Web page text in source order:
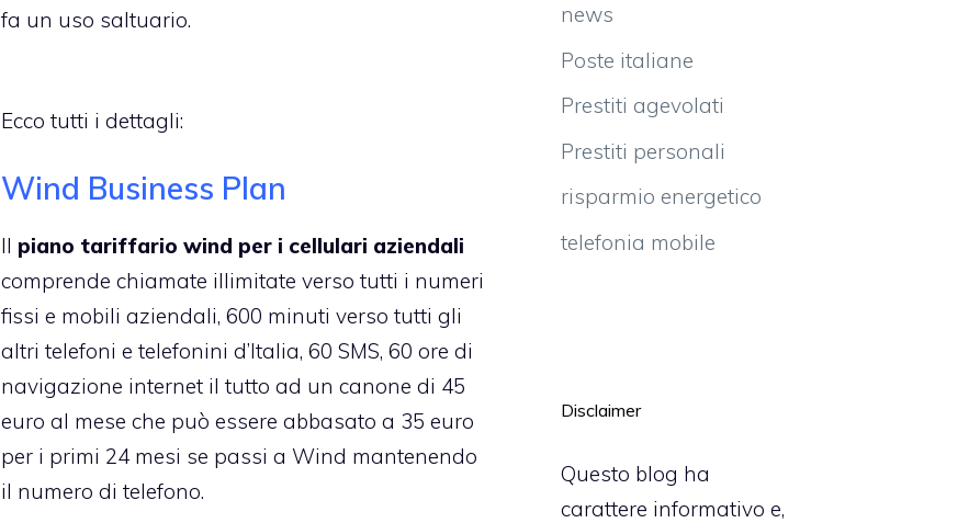
fa un uso saltuario.
Ecco tutti i dettagli:
Wind Business Plan
Il piano tariffario wind per i cellulari aziendali
comprende chiamate illimitate verso tutti i numeri
fissi e mobili aziendali, 600 minuti verso tutti gli
altri telefoni e telefonini d’Italia, 60 SMS, 60 ore di
navigazione internet il tutto ad un canone di 45
euro al mese che può essere abbasato a 35 euro
per i primi 24 mesi se passi a Wind mantenendo
il numero di telefono.
news
Poste italiane
Prestiti agevolati
Prestiti personali
risparmio energetico
telefonia mobile
Disclaimer
Questo blog ha
carattere informativo e,